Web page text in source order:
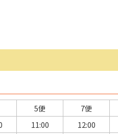
5便 7便
11:00 12:00